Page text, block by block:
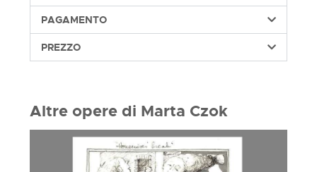
PAGAMENTO
PREZZO
Altre opere di Marta Czok